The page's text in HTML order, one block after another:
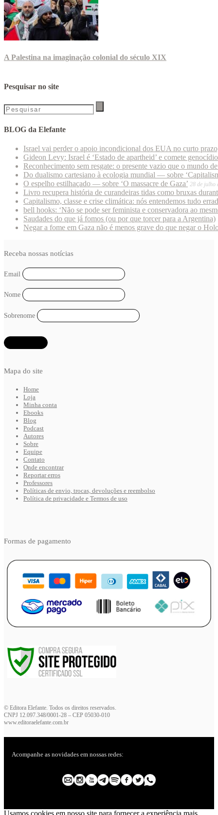
A Palestina na imaginação colonial do século XIX
Pesquisar no site
BLOG da Elefante
Israel vai perder o apoio incondicional dos EUA no curto
Gideon Levy: Israel é ‘Estado de apartheid’ e comete
Reconhecimento sem resgate: o presente vazio que o mundo
Do dualismo cartesiano à ecologia mundial — sobre
O espelho estilhaçado — sobre ‘O massacre de Gaza’ 28 de julho
Livro recupera história de curandeiras tidas como bruxas
Capitalismo, classe e crise climática: nós entendemos tudo
bell hooks: ‘Não se pode ser feminista e conservadora ao
Saudades do que já fomos (ou por que torcer para a Argentina)
Negar a fome em Gaza não é menos grave do que negar o
Mapa do site
Home
Loja
Minha conta
Ebooks
Blog
Podcast
Autores
Sobre
Equipe
Contato
Onde encontrar
Reportar erros
Professores
Políticas de envio, trocas, devoluções e reembolso
Política de privacidade e Termos de uso
Receba nossas notícias
Email
Nome
Sobrenome
Formas de pagamento
© Editora Elefante. Todos os direitos reservados.
CNPJ 12.097.348/0001-28 – CEP 05030-010
www.editoraelefante.com.br
Acompanhe as novidades em nossas redes:
Usamos cookies em nosso site para fornecer a experiência mais